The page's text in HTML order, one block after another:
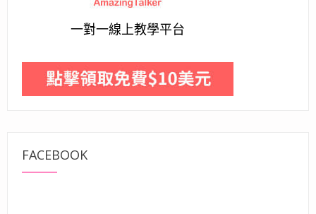
一對一線上教學平台
FACEBOOK